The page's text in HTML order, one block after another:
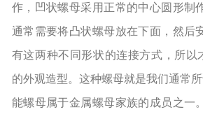
作，凹状螺母采用正常的中心圆形制
通常需要将凸状螺母放在下面，然后
有这两种不同形状的连接方式，所以
的外观造型。这种螺母就是我们通常
能螺母属于金属螺母家族的成员之一